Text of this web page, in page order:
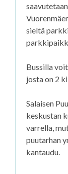
sieltä
Bussilla
josta on 2
Salaisen
keskustan
varrella,
puutarhan
kantaudu.